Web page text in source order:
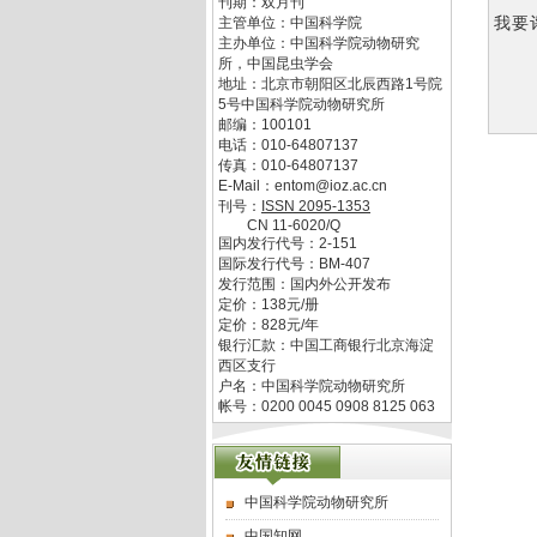
主管单位： 中国科学院
主办单位： 中国科学院动物研究
所，中国昆虫学会
地址： 北京市朝阳区北辰西路1号院
5号中国科学院动物研究所
邮编： 100101
电话： 010-64807137
传真： 010-64807137
E-Mail： entom@ioz.ac.cn
刊号： ISSN 2095-1353
CN 11-6020/Q
国内发行代号： 2-151
国际发行代号： BM-407
发行范围：国内外公开发布
定价： 138元/册
定价： 828元/年
银行汇款：中国工商银行北京海淀
西区支行
户名：中国科学院动物研究所
帐号：0200 0045 0908 8125 063
中国科学院动物研究所
我要